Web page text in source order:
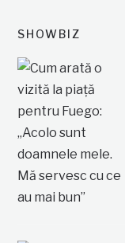
SHOWBIZ